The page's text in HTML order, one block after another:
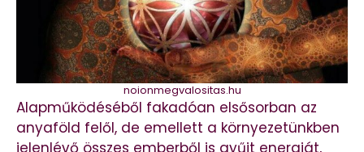
noionmegvalositas.hu
Alapműködéséből fakadóan elsősorban az
anyaföld felől, de emellett a környezetünkben